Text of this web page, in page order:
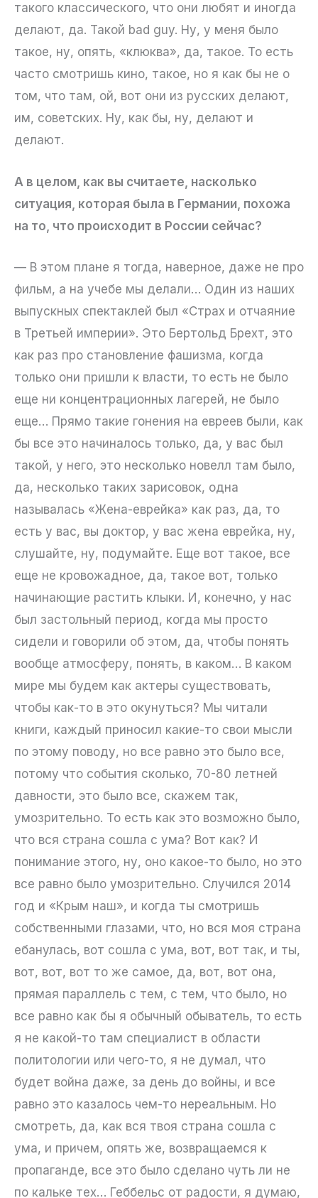
такого классического, что они любят и иногда
делают, да. Такой bad guy. Ну, у меня было
такое, ну, опять, «клюква», да, такое. То есть
часто смотришь кино, такое, но я как бы не о
том, что там, ой, вот они из русских делают,
им, советских. Ну, как бы, ну, делают и
делают.
А в целом, как вы считаете, насколько
ситуация, которая была в Германии, похожа
на то, что происходит в России сейчас?
— В этом плане я тогда, наверное, даже не про
фильм, а на учебе мы делали… Один из наших
выпускных спектаклей был «Страх и отчаяние
в Третьей империи». Это Бертольд Брехт, это
как раз про становление фашизма, когда
только они пришли к власти, то есть не было
еще ни концентрационных лагерей, не было
еще… Прямо такие гонения на евреев были, как
бы все это начиналось только, да, у вас был
такой, у него, это несколько новелл там было,
да, несколько таких зарисовок, одна
называлась «Жена-еврейка» как раз, да, то
есть у вас, вы доктор, у вас жена еврейка, ну,
слушайте, ну, подумайте. Еще вот такое, все
еще не кровожадное, да, такое вот, только
начинающие растить клыки. И, конечно, у нас
был застольный период, когда мы просто
сидели и говорили об этом, да, чтобы понять
вообще атмосферу, понять, в каком… В каком
мире мы будем как актеры существовать,
чтобы как-то в это окунуться? Мы читали
книги, каждый приносил какие-то свои мысли
по этому поводу, но все равно это было все,
потому что события сколько, 70-80 летней
давности, это было все, скажем так,
умозрительно. То есть как это возможно было,
что вся страна сошла с ума? Вот как? И
понимание этого, ну, оно какое-то было, но это
все равно было умозрительно. Случился 2014
год и «Крым наш», и когда ты смотришь
собственными глазами, что, но вся моя страна
ебанулась, вот сошла с ума, вот, вот так, и ты,
вот, вот, вот то же самое, да, вот, вот она,
прямая параллель с тем, с тем, что было, но
все равно как бы я обычный обыватель, то есть
я не какой-то там специалист в области
политологии или чего-то, я не думал, что
будет война даже, за день до войны, и все
равно это казалось чем-то нереальным. Но
смотреть, да, как вся твоя страна сошла с
ума, и причем, опять же, возвращаемся к
пропаганде, все это было сделано чуть ли не
по кальке тех… Геббельс от радости, я думаю,